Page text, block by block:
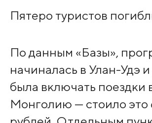
Пятеро туристов
По данным «Базы»,
начиналась в Улан-Удэ
была включать поездки
Монголию — стоило это